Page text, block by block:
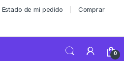
Estado de mi pedido Comprar
0